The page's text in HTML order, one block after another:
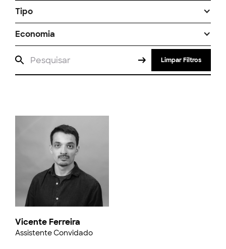
Tipo
Economia
Limpar Filtros
Vicente Ferreira
Assistente Convidado